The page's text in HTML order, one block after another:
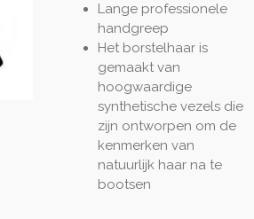
Lange professionele
handgreep
Het borstelhaar is
gemaakt van
hoogwaardige
synthetische vezels die
zijn ontworpen om de
kenmerken van
natuurlijk haar na te
bootsen